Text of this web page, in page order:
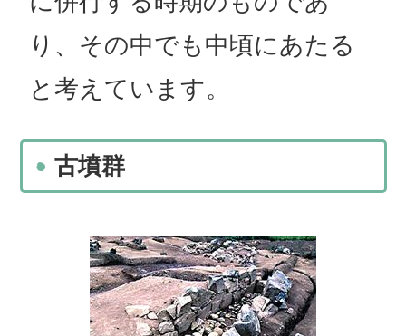
り、その中でも中頃にあたる
と考えています。
古墳群